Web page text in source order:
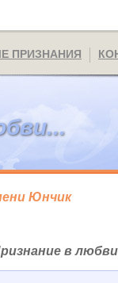
Юнчик
ПРИЗНАНИЯ
в